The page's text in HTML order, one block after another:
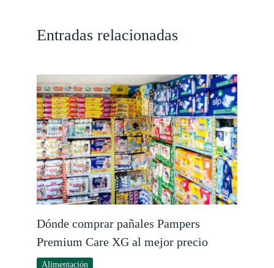
Entradas relacionadas
Dónde comprar pañales Pampers
Premium Care XG al mejor precio
Alimentación